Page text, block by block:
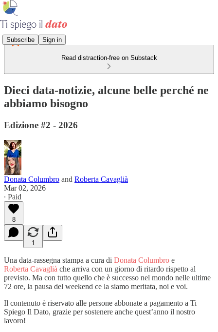
Subscribe Sign in
Read distraction-free on Substack
Dieci data-notizie, alcune belle perché ne
abbiamo bisogno
Edizione #2 - 2026
Donata Columbro and Roberta Cavaglià
Mar 02, 2026
∙ Paid
8
1
Una data-rassegna stampa a cura di Donata Columbro e
Roberta Cavaglià che arriva con un giorno di ritardo rispetto al
previsto. Ma con tutto quello che è successo nel mondo nelle ultime
72 ore, la pausa del weekend ce la siamo meritata, noi e voi.
Il contenuto è riservato alle persone abbonate a pagamento a Ti
Spiego Il Dato, grazie per sostenere anche quest’anno il nostro
lavoro!